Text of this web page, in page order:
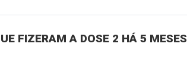
FIZERAM A DOSE 2 HÁ 5 MESES